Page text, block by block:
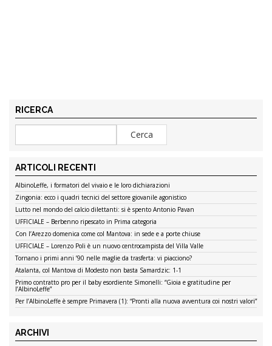
RICERCA
ARTICOLI RECENTI
AlbinoLeffe, i formatori del vivaio e le loro dichiarazioni
Zingonia: ecco i quadri tecnici del settore giovanile agonistico
Lutto nel mondo del calcio dilettanti: si è spento Antonio Pavan
UFFICIALE – Berbenno ripescato in Prima categoria
Con l’Arezzo domenica come col Mantova: in sede e a porte chiuse
UFFICIALE – Lorenzo Poli è un nuovo centrocampista del Villa Valle
Tornano i primi anni ’90 nelle maglie da trasferta: vi piacciono?
Atalanta, col Mantova di Modesto non basta Samardzic: 1-1
Primo contratto pro per il baby esordiente Simonelli: “Gioia e gratitudine per
l’AlbinoLeffe”
Per l’AlbinoLeffe è sempre Primavera (1): “Pronti alla nuova avventura coi nostri valori”
ARCHIVI